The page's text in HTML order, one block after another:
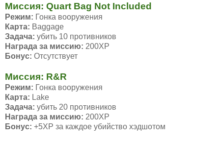
Миссия: Quart Bag Not Included
Режим: Гонка вооружения
Карта: Baggage
Задача: убить 10 противников
Награда за миссию: 200ХР
Бонус: Отсутствует
Миссия: R&R
Режим: Гонка вооружения
Карта: Lake
Задача: убить 20 противников
Награда за миссию: 200ХР
Бонус: +5ХР за каждое убийство хэдшотом